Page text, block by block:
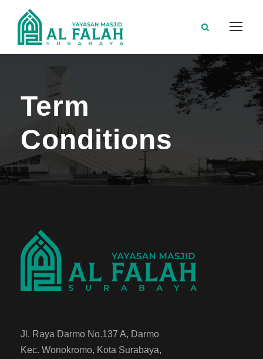
Term
Conditions
Jl. Raya Darmo No.137 A, Darmo
Kec. Wonokromo, Kota Surabaya,